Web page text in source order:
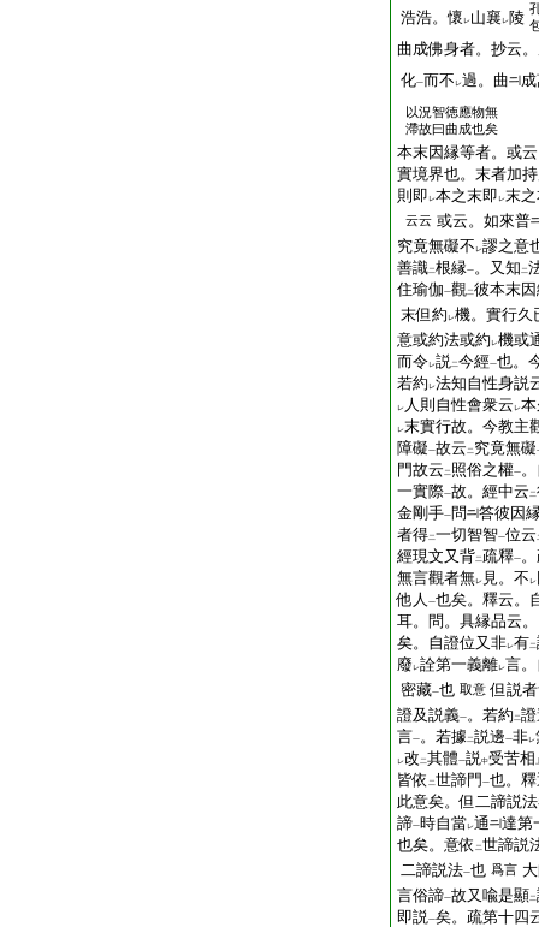
浩浩。懷 レ山襄 レ陵
曲成佛身者。抄云
化一而不 レ過。曲
以況智徳應物無
滯故曰曲成也矣
本末因縁等者。或
實境界也。末者加
則即 レ本之末即 レ末
云云 或云。如來普
究竟無礙不 レ謬之意
善識二根縁一。又知 二
住瑜伽一觀二彼本末
末但約 レ機。實行久
意或約法或約 レ機或
而令レ説二今經一也。
若約 レ法知自性身説
レ 人則自性會衆云 レ
レ末實行故。今教主
障礙一故云 二 究竟無礙
門故云 二 照俗之權一
一實際一故。經中云 二
金剛手一問
答彼因
者得二一切智智一位云
經現文又背二疏釋一
無言觀者無レ 見。不 レ
他人 一也矣。釋云。
耳。問。具縁品云
矣。自證位又非レ有二
廢 レ詮第一義離レ言
密藏一也 取意 但説
證及説義一。若約 二
言一。若據二説邊一非レ
レ改 二其體一説中受苦相
皆依 二世諦門 一也。
此意矣。但二諦説
諦一時自當レ通
達第
也矣。意依 二世諦説
二諦説法一也 爲言
言俗諦一故又喩是顯二
即説一矣。疏第十四